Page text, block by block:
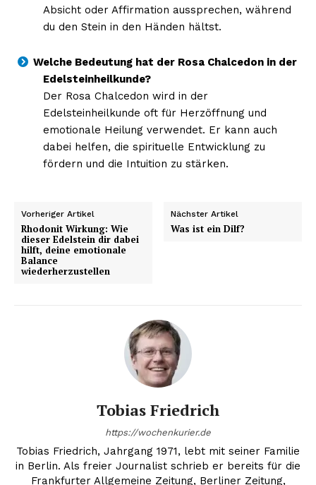
Absicht oder Affirmation aussprechen, während
du den Stein in den Händen hältst.
Welche Bedeutung hat der Rosa Chalcedon in der
Edelsteinheilkunde?
Der Rosa Chalcedon wird in der
Edelsteinheilkunde oft für Herzöffnung und
emotionale Heilung verwendet. Er kann auch
dabei helfen, die spirituelle Entwicklung zu
fördern und die Intuition zu stärken.
Vorheriger Artikel
Rhodonit Wirkung: Wie
dieser Edelstein dir dabei
hilft, deine emotionale
Balance
wiederherzustellen
Nächster Artikel
Was ist ein Dilf?
Tobias Friedrich
https://wochenkurier.de
Tobias Friedrich, Jahrgang 1971, lebt mit seiner Familie
in Berlin. Als freier Journalist schrieb er bereits für die
Frankfurter Allgemeine Zeitung, Berliner Zeitung,